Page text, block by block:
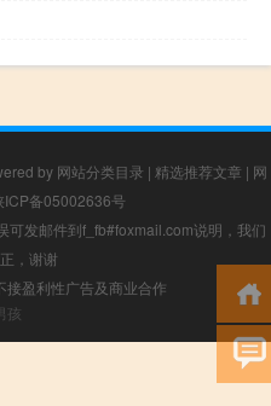
by 网站分类目录 | 精选推荐文章 | 网
ICP备05002636号
可发邮件到f_fb#foxmail.com说明，我们
，谢谢
盈利性广告及商业合作
孩